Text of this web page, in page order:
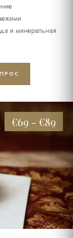
и минеральная
€69 - €89